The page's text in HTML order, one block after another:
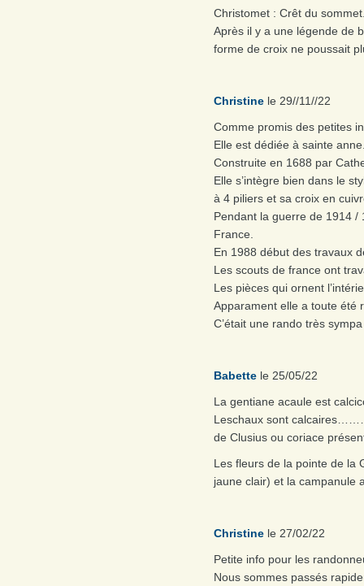
Christomet : Crêt du
Après il y a une légende de
forme de croix ne poussait
Christine le 29//11//22
Comme promis des petites
Elle est dédiée à sainte
Construite en 1688 par
Elle s’intègre bien dans le
à 4 piliers et sa croix en
Pendant la guerre de 1914
France.
En 1988 début des travaux
Les scouts de france ont
Les pièces qui ornent
Apparament elle a toute été
C’était une rando très
Babette le 25/05/22
La gentiane acaule est
Leschaux sont
de Clusius ou coriace
Les fleurs de la pointe de la
jaune clair) et la campanule
Christine le 27/02/22
Petite info pour les
Nous sommes passés